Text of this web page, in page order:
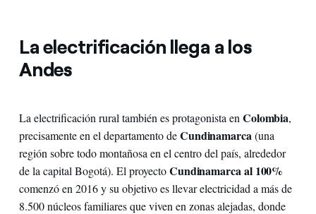
La electrificación llega a los
Andes
La electrificación rural también es protagonista en Colombia,
precisamente en el departamento deCundinamarca(una
región sobre todo montañosa en el centro del país, alrededor
de la capital Bogotá). El proyectoCundinamarca al 100%
comenzó en 2016 y su objetivo es llevar electricidad a más de
8.500 núcleos familiares que viven en zonas alejadas, donde